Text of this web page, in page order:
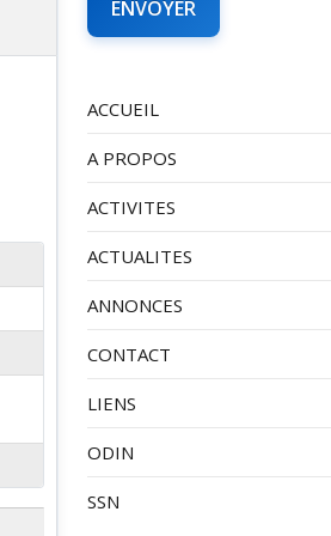
ACCUEIL
A PROPOS
ACTIVITES
ACTUALITES
ANNONCES
CONTACT
LIENS
ODIN
SSN